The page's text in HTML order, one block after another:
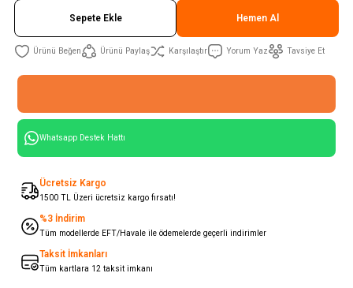
Sepete Ekle Hemen Al
Ürünü Paylaş Karşılaştır Yorum Yaz Tavsiye Et
Whatsapp Destek Hattı
Ücretsiz Kargo
1500 TL Üzeri ücretsiz kargo fırsatı!
%3 İndirim
Tüm modellerde EFT/Havale ile ödemelerde geçerli indirimler
Taksit İmkanları
Tüm kartlara 12 taksit imkanı